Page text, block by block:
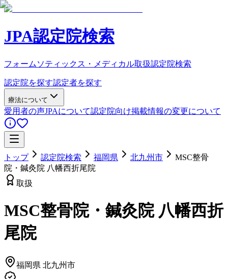
JPA認定院検索
フォームソティックス・メディカル取扱認定院検索
認定院を探す認定者を探す
療法について
愛用者の声JPAについて認定院向け掲載情報の変更について
トップ 認定院検索 福岡県 北九州市
MSC整骨
院・鍼灸院 八幡西折尾院
取扱
MSC整骨院・鍼灸院 八幡西折
尾院
福岡県 北九州市